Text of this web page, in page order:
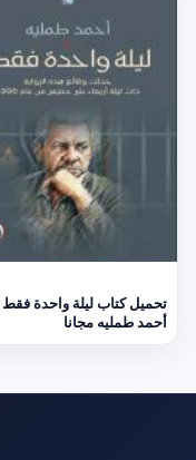
أحمد طمليه مجانا